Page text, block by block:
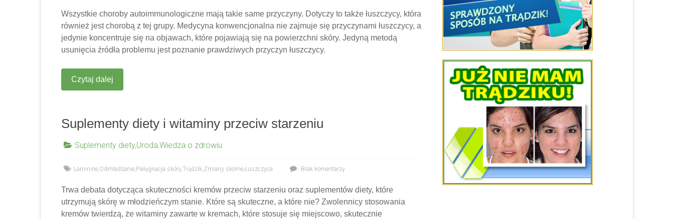
Wszystkie choroby autoimmunologiczne mają takie same przyczyny. Dotyczy to także łuszczycy, która
również jest chorobą z tej grupy. Medycyna konwencjonalna nie zajmuje się przyczynami łuszczycy, a
jedynie koncentruje się na objawach, które pojawiają się na powierzchni skóry. Jedyną metodą
usunięcia źródła problemu jest poznanie prawdziwych przyczyn łuszczycy.
Czytaj dalej
Suplementy diety i witaminy przeciw starzeniu
Suplementy diety,Uroda,Wiedza o zdrowiu
Laminine,Odmładzanie, Pielęgnacja skóry,Trądzik,Zmiany skórne,Łuszczyca Brak komentarzy
Trwa debata dotycząca skuteczności kremów przeciw starzeniu oraz suplementów diety, które
utrzymują skórę w młodzieńczym stanie. Które są skuteczne, a które nie? Zwolennicy stosowania
kremów twierdzą, że witaminy zawarte w kremach, które stosuje się miejscowo, skutecznie